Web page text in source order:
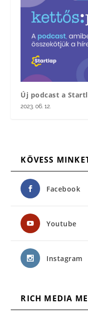
Új podcast a
2023. 06. 12.
KÖVESS
Facebook
Youtube
Instagram
RICH MEDIA